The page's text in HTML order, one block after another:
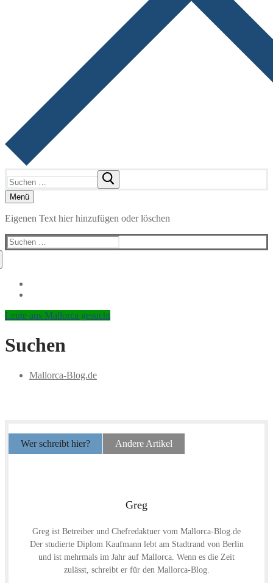
nach:
Menü
Eigenen Text hier hinzufügen oder löschen
Suchen
nach:
Leute aus Mallorca gesucht
Suchen
Mallorca-Blog.de
Wer schreibt hier? Andere Artikel
Greg
Greg ist Betreiber und Chefredaktuer vom Mallorca-Blog.de
Der studierte Diplom Kaufmann lebt am Stadtrand von Berlin
und ist mehrmals im Jahr auf Mallorca. Wenn es die Zeit
zulässt, schreibt er für den Mallorca-Blog.